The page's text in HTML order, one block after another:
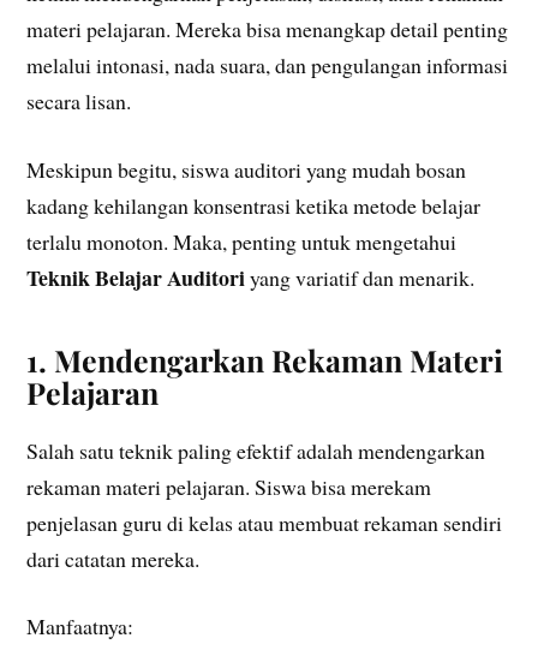
materi pelajaran. Mereka bisa menangkap detail penting
melalui intonasi, nada suara, dan pengulangan informasi
secara lisan.
Meskipun begitu, siswa auditori yang mudah bosan
kadang kehilangan konsentrasi ketika metode belajar
terlalu monoton. Maka, penting untuk mengetahui
Teknik Belajar Auditoriyang variatif dan menarik.
1. Mendengarkan Rekaman Materi
Pelajaran
Salah satu teknik paling efektif adalah mendengarkan
rekaman materi pelajaran. Siswa bisa merekam
penjelasan guru di kelas atau membuat rekaman sendiri
dari catatan mereka.
Manfaatnya: